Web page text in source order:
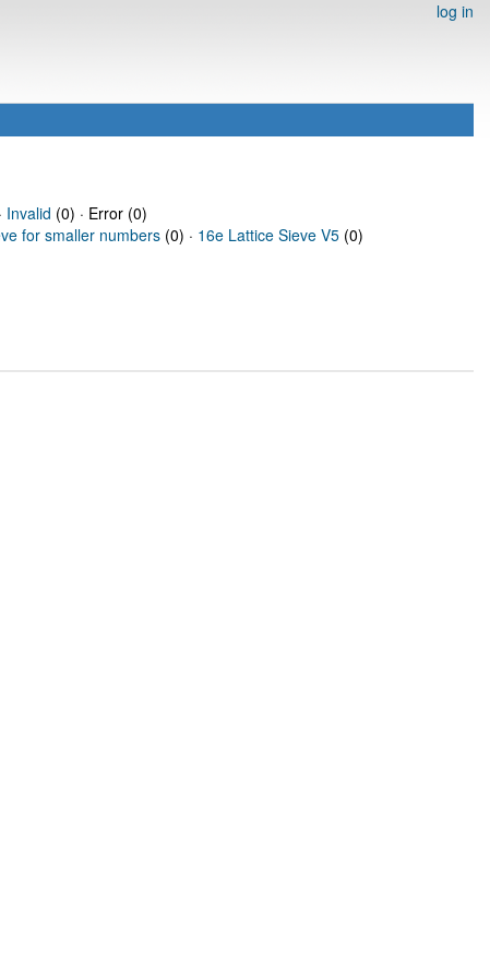
log in
Invalid (0) · Error (0)
for smaller numbers (0) · 16e Lattice Sieve V5 (0)